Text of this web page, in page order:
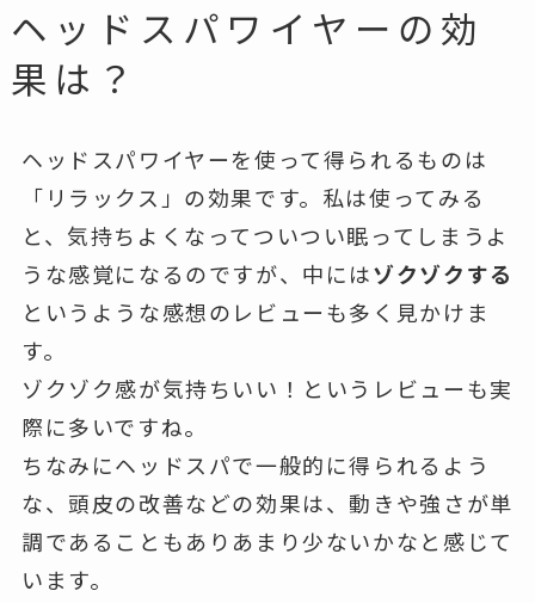
ヘッドスパワイヤーの効
果は？
ヘッドスパワイヤーを使って得られるものは
「リラックス」の効果です。私は使ってみる
と、気持ちよくなってついつい眠ってしまうよ
うな感覚になるのですが、中にはゾクゾクする
というような感想のレビューも多く見かけま
す。
ゾクゾク感が気持ちいい！というレビューも実
際に多いですね。
ちなみにヘッドスパで一般的に得られるよう
な、頭皮の改善などの効果は、動きや強さが単
調であることもありあまり少ないかなと感じて
います。